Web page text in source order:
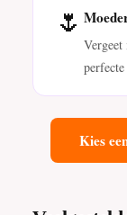
🌷
Kies